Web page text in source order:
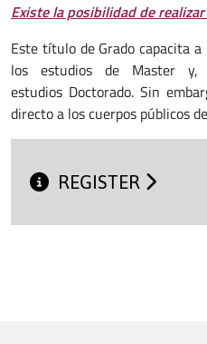
Existe la posibilidad de
Este título de Grado capacita
los estudios de Master
estudios Doctorado. Sin
directo a los cuerpos públicos
REGISTER